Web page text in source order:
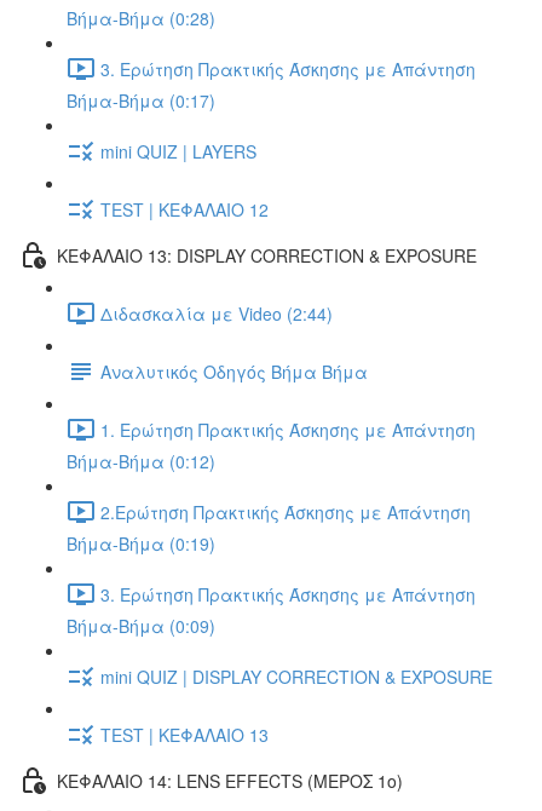
Βήμα-Βήμα (0:28)
3. Ερώτηση Πρακτικής Άσκησης με Απάντηση
Βήμα-Βήμα (0:17)
mini QUIZ | LAYERS
TEST | ΚΕΦΑΛΑΙΟ 12
ΚΕΦΑΛΑΙΟ 13: DISPLAY CORRECTION & EXPOSURE
Διδασκαλία με Video (2:44)
Αναλυτικός Οδηγός Βήμα Βήμα
1. Ερώτηση Πρακτικής Άσκησης με Απάντηση
Βήμα-Βήμα (0:12)
2.Ερώτηση Πρακτικής Άσκησης με Απάντηση
Βήμα-Βήμα (0:19)
3. Ερώτηση Πρακτικής Άσκησης με Απάντηση
Βήμα-Βήμα (0:09)
mini QUIZ | DISPLAY CORRECTION & EXPOSURE
TEST | ΚΕΦΑΛΑΙΟ 13
ΚΕΦΑΛΑΙΟ 14: LENS EFFECTS (ΜΕΡΟΣ 1ο)